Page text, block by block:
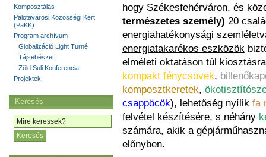
hogy Székesfehérváron, és
természetes személy) 20
energiahatékonysági
energiatakarékos eszközök
elméleti oktatáson túl
kompakt fénycsövek,
komposztkeretek,
csappöcök), lehetőség nyílik fa
felvétel készítésére, s néhány
számára, akik a
előnyben.
Komposztálás
Palotavárosi Közösségi Kert
(PaKK)
Program archívum
Globalizáció Light Turné
Tájsebészet
Zöld Suli Konferencia
Projektek
Keresés